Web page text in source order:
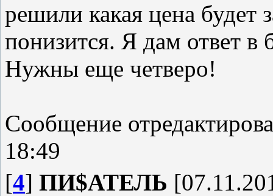
решили какая цена будет
понизится. Я дам ответ
Нужны еще четверо!
Сообщение
18:49
[4] ПИ$АТЕЛЬ